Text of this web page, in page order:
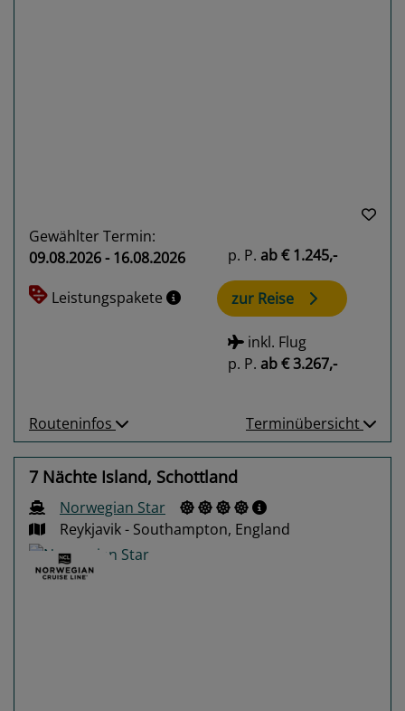
Gewählter Termin:
09.08.2026 - 16.08.2026
Leistungspakete
p. P. ab€ 1.245,-
zur Reise
inkl. Flug
p. P. ab€ 3.267,-
Routeninfos Terminübersicht
7 Nächte Island, Schottland
Norwegian Star
Reykjavik - Southampton, England